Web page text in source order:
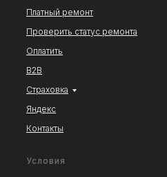
Платный ремонт
Проверить статус ремонта
Оплатить
В2В
Страховка
Яндекс
Контакты
Условия